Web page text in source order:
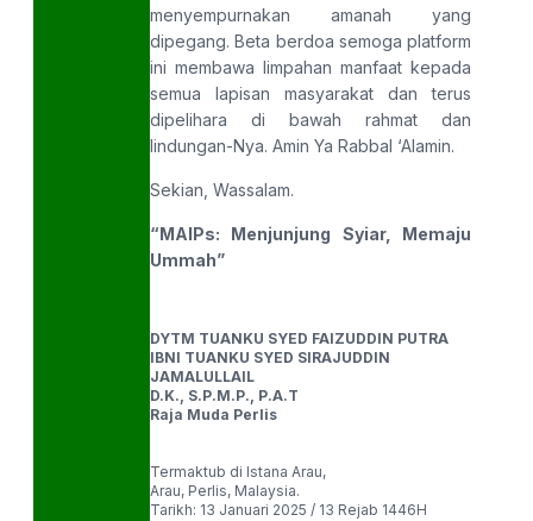
menyempurnakan amanah yang
dipegang. Beta berdoa semoga platform
ini membawa limpahan manfaat kepada
semua lapisan masyarakat dan terus
dipelihara di bawah rahmat dan
lindungan-Nya. Amin Ya Rabbal ‘Alamin.
Sekian, Wassalam.
“MAIPs: Menjunjung Syiar, Memaju
Ummah”
DYTM TUANKU SYED FAIZUDDIN PUTRA
IBNI TUANKU SYED SIRAJUDDIN
JAMALULLAIL
D.K., S.P.M.P., P.A.T
Raja Muda Perlis
Termaktub di Istana Arau,
Arau, Perlis, Malaysia.
Tarikh: 13 Januari 2025 / 13 Rejab 1446H